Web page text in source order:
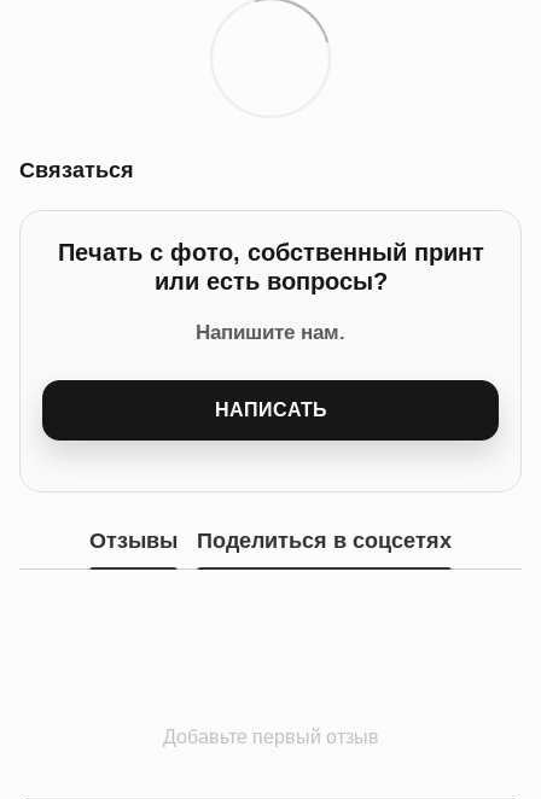
Связаться
Печать с фото, собственный принт
или есть вопросы?
Напишите нам.
НАПИСАТЬ
Отзывы Поделиться в соцсетях
Добавьте первый отзыв